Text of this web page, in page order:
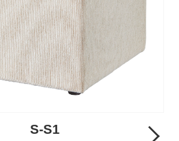
S-S1 Next